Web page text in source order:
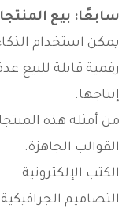
سابعًا: بيع
يمكن استخدام
رقمية قابلة للبيع
إنتاجها.
من أمثلة هذه
القوالب الجاهزة.
الكتب الإلكترونية.
التصاميم